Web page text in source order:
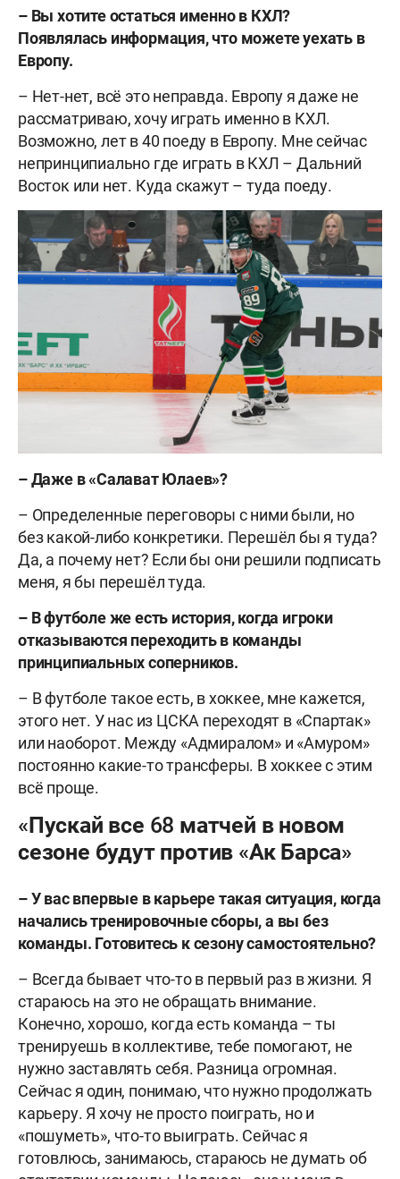
– Вы хотите остаться именно в КХЛ?
Появлялась информация, что можете уехать в
Европу.
– Нет-нет, всё это неправда. Европу я даже не
рассматриваю, хочу играть именно в КХЛ.
Возможно, лет в 40 поеду в Европу. Мне сейчас
непринципиально где играть в КХЛ – Дальний
Восток или нет. Куда скажут – туда поеду.
–Даже в «Салават Юлаев»?
– Определенные переговоры с ними были, но
без какой-либо конкретики. Перешёл бы я туда?
Да, а почему нет? Если бы они решили подписать
меня, я бы перешёл туда.
– В футболе же есть история, когда игроки
отказываются переходить в команды
принципиальных соперников.
– В футболе такое есть, в хоккее, мне кажется,
этого нет. У нас из ЦСКА переходят в «Спартак»
или наоборот. Между «Адмиралом» и «Амуром»
постоянно какие-то трансферы. В хоккее с этим
всё проще.
«Пускай все 68 матчей в новом
сезоне будут против «Ак Барса»
–У вас впервые в карьере такая ситуация, когда
начались тренировочные сборы, а вы без
команды. Готовитесь к сезону самостоятельно?
– Всегда бывает что-то в первый раз в жизни. Я
стараюсь на это не обращать внимание.
Конечно, хорошо, когда есть команда – ты
тренируешь в коллективе, тебе помогают, не
нужно заставлять себя. Разница огромная.
Сейчас я один, понимаю, что нужно продолжать
карьеру. Я хочу не просто поиграть, но и
«пошуметь», что-то выиграть. Сейчас я
готовлюсь, занимаюсь, стараюсь не думать об